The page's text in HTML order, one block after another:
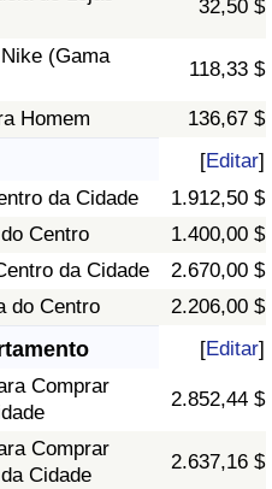
32,50 $
(Gama
118,33 $
Homem 136,67 $
[Editar]
da Cidade
1.912,50 $
Centro
1.400,00 $
da Cidade
2.670,00 $
do Centro
2.206,00 $
[Editar]
Comprar
2.852,44 $
Comprar
Cidade
2.637,16 $